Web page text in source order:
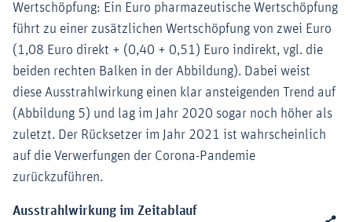
Wertschöpfung: Ein Euro pharmazeutische Wertschöpfung
führt zu einer zusätzlichen Wertschöpfung von zwei Euro
(1,08 Euro direkt + (0,40 + 0,51) Euro indirekt, vgl. die
beiden rechten Balken in der Abbildung). Dabei weist
diese Ausstrahlwirkung einen klar ansteigenden Trend auf
(Abbildung 5) und lag im Jahr 2020 sogar noch höher als
zuletzt. Der Rücksetzer im Jahr 2021 ist wahrscheinlich
auf die Verwerfungen der Corona-Pandemie
zurückzuführen.